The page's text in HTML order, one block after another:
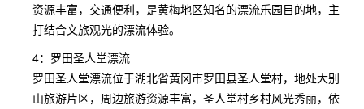
资源丰富，交通便利，是黄梅地区知名的漂流乐园目的地，主
打结合文旅观光的漂流体验。
4：罗田圣人堂漂流
罗田圣人堂漂流位于湖北省黄冈市罗田县圣人堂村，地处大别
山旅游片区，周边旅游资源丰富，圣人堂村乡村风光秀丽，依